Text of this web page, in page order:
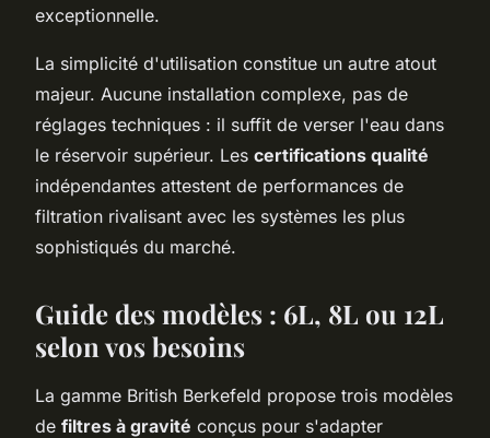
exceptionnelle.
La simplicité d'utilisation constitue un autre atout
majeur. Aucune installation complexe, pas de
réglages techniques : il suffit de verser l'eau dans
le réservoir supérieur. Les certifications qualité
indépendantes attestent de performances de
filtration rivalisant avec les systèmes les plus
sophistiqués du marché.
Guide des modèles : 6L, 8L ou 12L
selon vos besoins
La gamme British Berkefeld propose trois modèles
de filtres à gravité conçus pour s'adapter